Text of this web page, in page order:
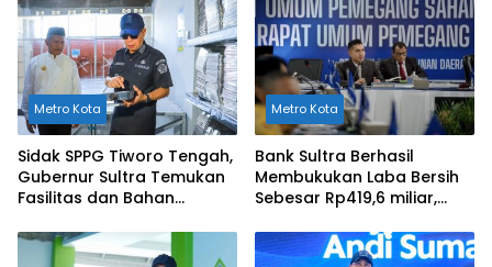
Metro Kota
Sidak SPPG Tiworo Tengah,
Gubernur Sultra Temukan
Fasilitas dan Bahan
Standar
Metro Kota
Bank Sultra Berhasil
Membukukan Laba Bersih
Sebesar Rp419,6 miliar,
Capaian Tahun 2024